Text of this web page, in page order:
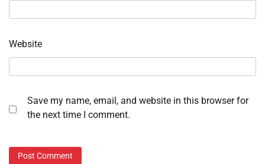
Website
Save my name, email, and website in this browser for
the next time I comment.